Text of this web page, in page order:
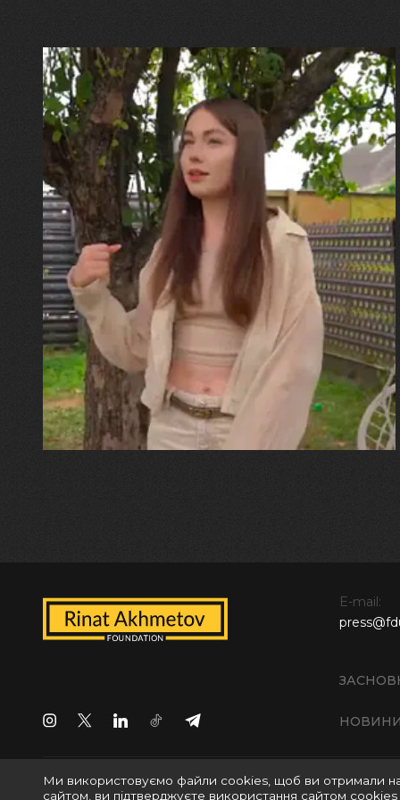
30.07.2026
Калина, Дарина та Віра Папроцькі
"Хвиля була, як від моря,
прозора і велика… Я ледве
встигла схопити племінницю"
E-mail:
Всі права захищені © 2024 БО "Фонд Ріната Ахметова
Ми використовуємо файли cookies, щоб ви отримали
сайтом, ви підтверджуєте використання сайтом